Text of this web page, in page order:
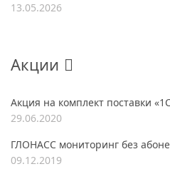
13.05.2026
Акции
Акция на комплект поставки
29.06.2020
ГЛОНАСС мониторинг без
09.12.2019